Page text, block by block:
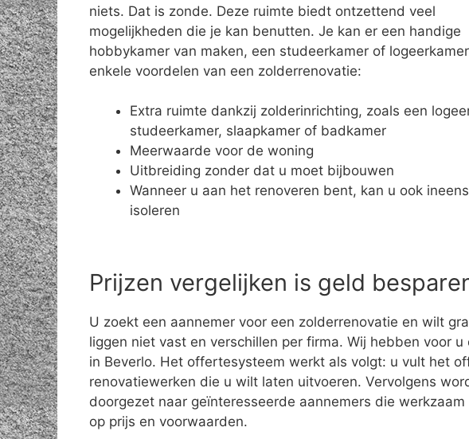
niets. Dat is zonde. Deze ruimte biedt ontzettend veel
mogelijkheden die je kan benutten. Je kan er een handige
hobbykamer van maken, een studeerkamer of
enkele voordelen van een zolderrenovatie:
Extra ruimte dankzij zolderinrichting, zoals een
studeerkamer, slaapkamer of badkamer
Meerwaarde voor de woning
Uitbreiding zonder dat u moet bijbouwen
Wanneer u aan het renoveren bent, kan u ook
isoleren
Prijzen vergelijken is geld
U zoekt een aannemer voor een zolderrenovatie en wilt
liggen niet vast en verschillen per firma. Wij hebben voor
in Beverlo. Het offertesysteem werkt als volgt: u vult het
renovatiewerken die u wilt laten uitvoeren. Vervolgens
doorgezet naar geïnteresseerde aannemers die
op prijs en voorwaarden.